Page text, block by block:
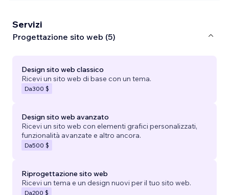
Servizi
Progettazione sito web (5)
Design sito web classico
Ricevi un sito web di base con un tema.
Da300 $
Design sito web avanzato
Ricevi un sito web con elementi grafici personalizzati,
funzionalità avanzate e altro ancora.
Da500 $
Riprogettazione sito web
Ricevi un tema e un design nuovi per il tuo sito web.
Da200 $